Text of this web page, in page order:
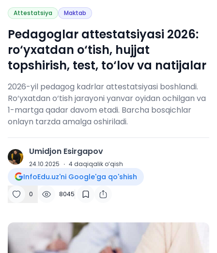
Attestatsiya Maktab
Pedagoglar attestatsiyasi 2026:
ro‘yxatdan o‘tish, hujjat
topshirish, test, to‘lov va natijalar
2026-yil pedagog kadrlar attestatsiyasi boshlandi.
Ro‘yxatdan o‘tish jarayoni yanvar oyidan ochilgan va
1-martga qadar davom etadi. Barcha bosqichlar
onlayn tarzda amalga oshiriladi.
U Umidjon Esirgapov
24.10.2025 · 4 daqiqalik o‘qish
InfoEdu.uz'ni Google'ga qo'shish
0 8045